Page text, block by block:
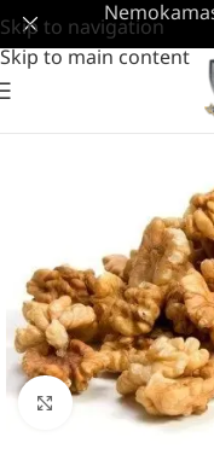
Skip to navigation
Skip to main content
Padidinti